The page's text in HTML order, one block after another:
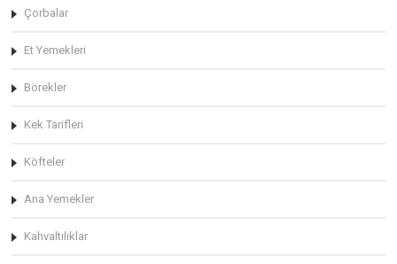
Çorbalar
Et Yemekleri
Börekler
Kek Tarifleri
Köfteler
Ana Yemekler
Kahvaltılıklar